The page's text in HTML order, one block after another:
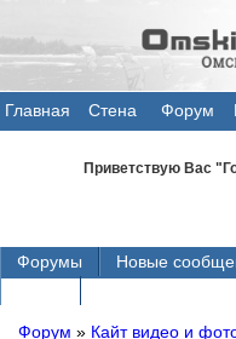
Главная
Стена
Форум
Приветствую Вас
Форумы Новые
Форум » Кайт видео и